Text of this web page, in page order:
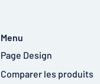
Menu
Page Design
Comparer les produits